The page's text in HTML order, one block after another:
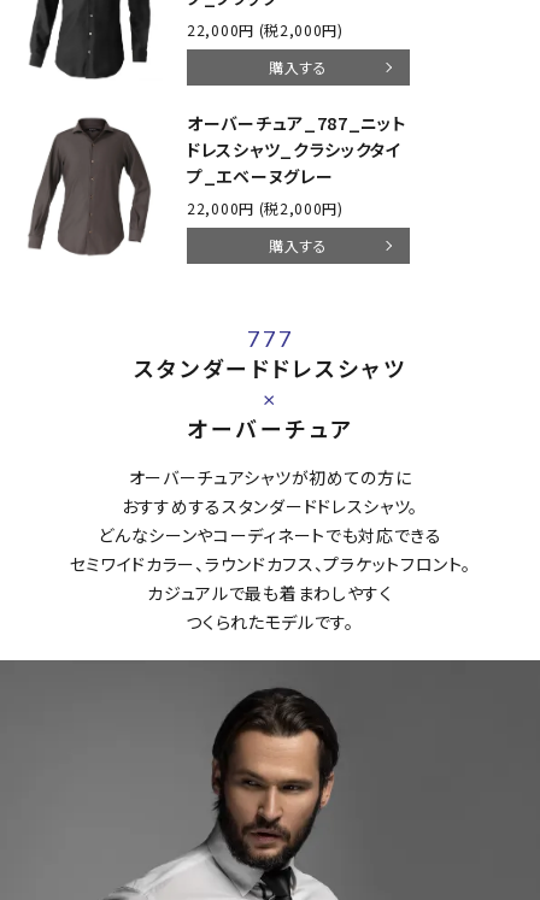
22,000円 (税2,000円)
購入する
オーバーチュア_787_ニット
ドレスシャツ_クラシックタイ
プ_エベーヌグレー
22,000円 (税2,000円)
購入する
777
スタンダードドレスシャツ
×
オーバーチュア
オーバーチュアシャツが初めての方に
おすすめするスタンダードドレスシャツ。
どんなシーンやコーディネートでも対応できる
セミワイドカラー、ラウンドカフス、プラケットフロント。
カジュアルで最も着まわしやすく
つくられたモデルです。